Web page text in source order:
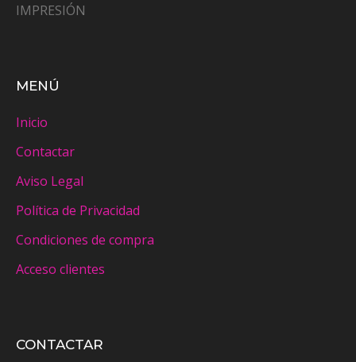
IMPRESIÓN
MENÚ
Inicio
Contactar
Aviso Legal
Política de Privacidad
Condiciones de compra
Acceso clientes
CONTACTAR